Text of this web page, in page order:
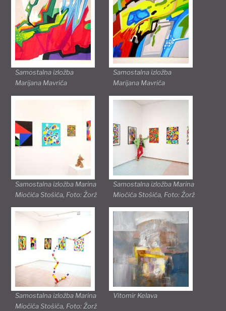
Samostalna izložba
Marijana Mavrića
Samostalna izložba
Marijana Mavrića
Samostalna izložba Marina
Miočića Stošića, Foto: Žorž
Samostalna izložba Marina
Miočića Stošića, Foto: Žorž
Samostalna izložba Marina
Miočića Stošića, Foto: Žorž
Vitomir Kelava